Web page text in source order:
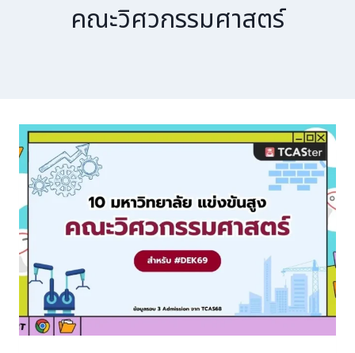
คณะวิศวกรรมศาสตร์